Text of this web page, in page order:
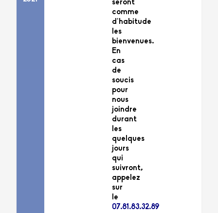
seront
comme
d’habitude
les
bienvenues.
En
cas
de
soucis
pour
nous
joindre
durant
les
quelques
jours
qui
suivront,
appelez
sur
le
07.81.83.32.89